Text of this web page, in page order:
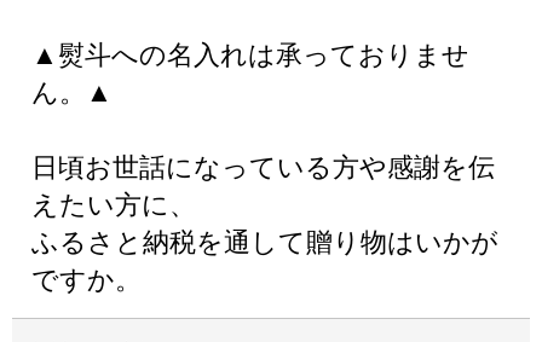
▲熨斗への名入れは承っておりませ
ん。▲
日頃お世話になっている方や感謝を伝
えたい方に、
ふるさと納税を通して贈り物はいかが
ですか。